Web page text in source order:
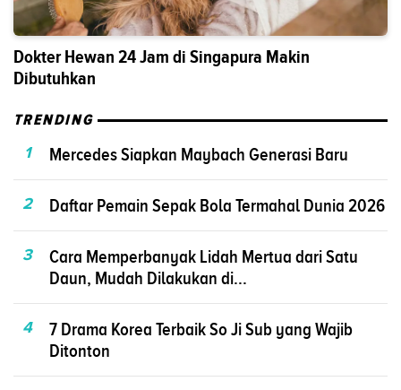
Dokter Hewan 24 Jam di Singapura Makin
Dibutuhkan
TRENDING
1
Mercedes Siapkan Maybach Generasi Baru
2 Daftar Pemain Sepak Bola Termahal Dunia 2026
3
Cara Memperbanyak Lidah Mertua dari Satu
Daun, Mudah Dilakukan di...
4
7 Drama Korea Terbaik So Ji Sub yang Wajib
Ditonton